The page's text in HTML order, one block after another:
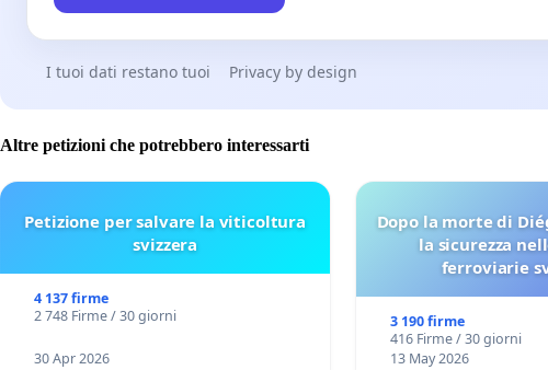
I tuoi dati restano tuoi Privacy by design
Altre petizioni che potrebbero interessarti
Petizione per salvare la viticoltura
svizzera
4 137 firme
2 748 Firme / 30 giorni
30 Apr 2026
Dopo la morte di
la sicurezza
ferroviarie
3 190 firme
416 Firme / 30 giorni
13 May 2026